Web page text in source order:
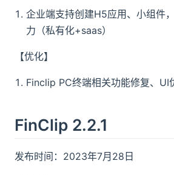
企业端支持创建H5应用、小组件
力（私有化+saas）
【优化】
Finclip PC终端相关功能修复、UI
FinClip 2.2.1
发布时间：2023年7月28日